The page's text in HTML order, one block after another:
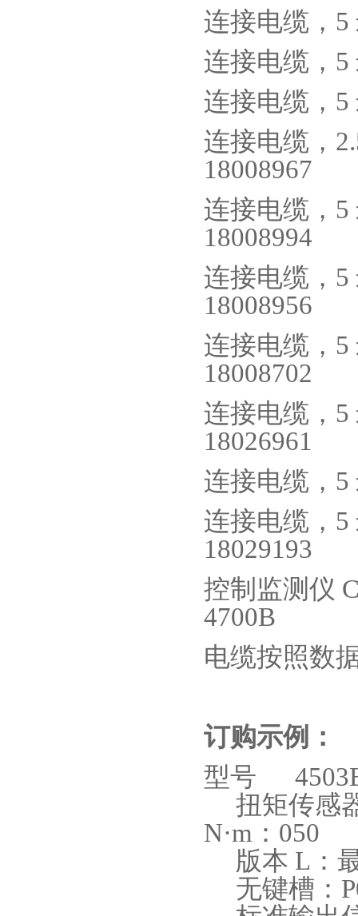
连接电缆， 5
连接电缆， 5
连接电缆， 5
连接电缆，
18008967
连接电缆， 5
18008994
连接电缆， 5
18008956
连接电缆， 5
18008702
连接电缆， 5
18026961
连接电缆， 5
连接电缆， 5
18029193
控制监测仪
4700B
电缆按照数
订购示例：
型号
扭矩传感
N·m ： 050
版本 L ：
无键槽：